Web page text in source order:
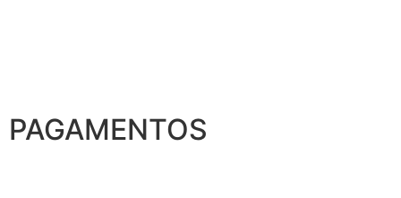
PAGAMENTOS